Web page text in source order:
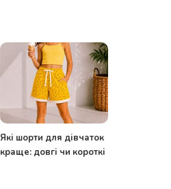
Які шорти для дівчаток
краще: довгі чи короткі